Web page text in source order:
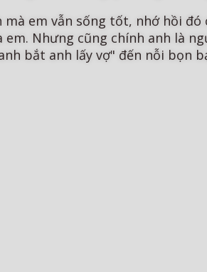
em vẫn sống tốt, nhớ hồi
Nhưng cũng chính anh là
bắt anh lấy vợ" đến nỗi bọn